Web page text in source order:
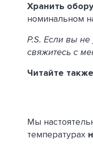
Хранить
номинальном
P.S. Если вы
свяжитесь с
Читайте
Мы
температурах